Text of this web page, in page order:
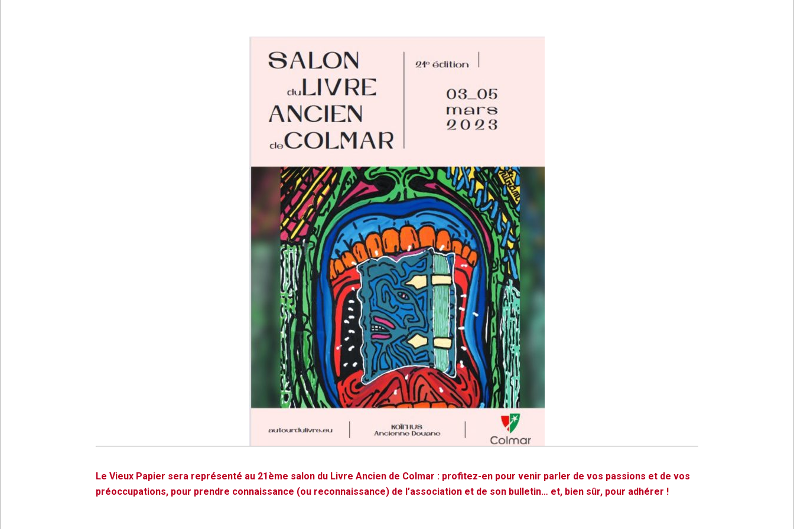
Le Vieux Papier sera représenté au 21ème salon du Livre Ancien de Colmar : profitez-en pour venir parler de vos passions et de vos
préoccupations, pour prendre connaissance (ou reconnaissance) de l’association et de son bulletin… et, bien sûr, pour adhérer !